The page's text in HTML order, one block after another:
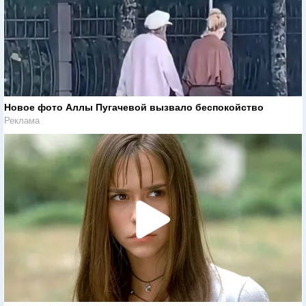
Новое фото Аллы Пугачевой вызвало беспокойство
Реклама